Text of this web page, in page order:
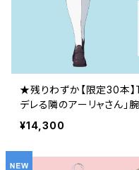
★残りわずか【限定30本】
デレる隣のアーリャさん」
サイズ） ケース色：ゴー
00円（税込14,300円）
¥14,300